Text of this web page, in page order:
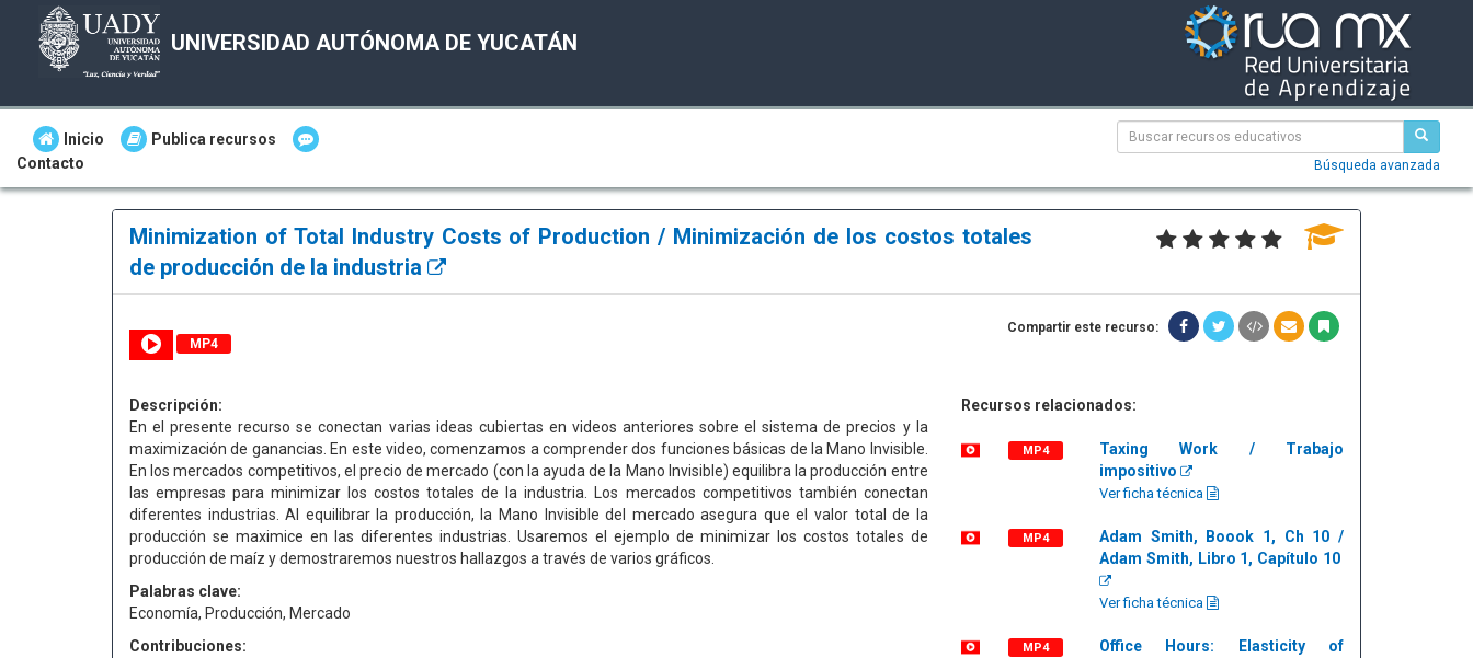
UNIVERSIDAD AUTÓNOMA DE YUCATÁN
Inicio
Publica recursos
Contacto
Búsqueda avanzada
Minimization of Total Industry Costs of Production / Minimización de los costos totales
de producción de la industria
MP4
Compartir este recurso:
Descripción:
En el presente recurso se conectan varias ideas cubiertas en videos anteriores sobre el sistema de precios y la
maximización de ganancias. En este video, comenzamos a comprender dos funciones básicas de la Mano Invisible.
En los mercados competitivos, el precio de mercado (con la ayuda de la Mano Invisible) equilibra la producción entre
las empresas para minimizar los costos totales de la industria. Los mercados competitivos también conectan
diferentes industrias. Al equilibrar la producción, la Mano Invisible del mercado asegura que el valor total de la
producción se maximice en las diferentes industrias. Usaremos el ejemplo de minimizar los costos totales de
producción de maíz y demostraremos nuestros hallazgos a través de varios gráficos.
Palabras clave:
Economía, Producción, Mercado
Contribuciones:
Recursos relacionados:
MP4
Taxing Work / Trabajo
impositivo
Ver ficha técnica
MP4
Adam Smith, Boook 1, Ch 10 /
Adam Smith, Libro 1, Capítulo 10
Ver ficha técnica
MP4
Office Hours: Elasticity of